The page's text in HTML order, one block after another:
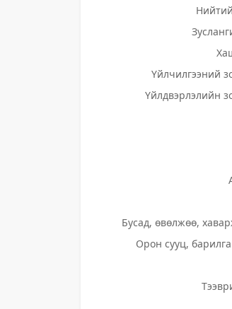
Үйлчилгээний
Үйлдвэрлэлийн
Бусад, өвөлжөө,
Орон сууц,